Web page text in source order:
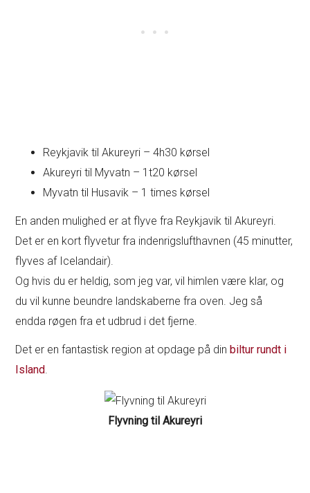
Reykjavik til Akureyri – 4h30 kørsel
Akureyri til Myvatn – 1t20 kørsel
Myvatn til Husavik – 1 times kørsel
En anden mulighed er at flyve fra Reykjavik til Akureyri.
Det er en kort flyvetur fra indenrigslufthavnen (45 minutter,
flyves af Icelandair).
Og hvis du er heldig, som jeg var, vil himlen være klar, og
du vil kunne beundre landskaberne fra oven. Jeg så
endda røgen fra et udbrud i det fjerne.
Det er en fantastisk region at opdage på dinbiltur rundt i
Island
Flyvning til Akureyri